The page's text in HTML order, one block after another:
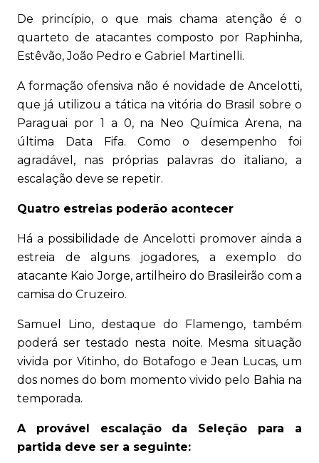
De princípio, o que mais chama atenção é o
quarteto de atacantes composto por Raphinha,
Estêvão, João Pedro e Gabriel Martinelli.
A formação ofensiva não é novidade de Ancelotti,
que já utilizou a tática na vitória do Brasil sobre o
Paraguai por 1 a 0, na Neo Química Arena, na
última Data Fifa. Como o desempenho foi
agradável, nas próprias palavras do italiano, a
escalação deve se repetir.
Quatro estreias poderão acontecer
Há a possibilidade de Ancelotti promover ainda a
estreia de alguns jogadores, a exemplo do
atacante Kaio Jorge, artilheiro do Brasileirão com a
camisa do Cruzeiro.
Samuel Lino, destaque do Flamengo, também
poderá ser testado nesta noite. Mesma situação
vivida por Vitinho, do Botafogo e Jean Lucas, um
dos nomes do bom momento vivido pelo Bahia na
temporada.
A provável escalação da Seleção para a
partida deve ser a seguinte: